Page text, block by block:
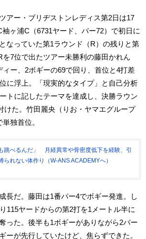
アー・ブリヂストンレディス第2日は17
ヶ浦C（6731ヤード、パー72）で初日に
なっていた第1ラウンド（R）の残りと第
を7位で出たツアー未勝利の藤田かれん
ィー、2ボギーの69で回り、首位と4打差
に浮上。「現実的なタイプ」と自己分析
トに記したテーマを達成し、決勝ラウン
けた。竹田麗央（りお・ヤマエグループ
独首位。
跳べるんだ」 月経異常や骨密度低下を経験、引
られない体作り（W-ANS ACADEMYへ）
長だ。藤田は1番パー4でボギー発進。し
115ヤードからの第2打を1メートル半に
った。後半も1ボギーがありながら2バー
ーが先行していたけど、焦らずできた。